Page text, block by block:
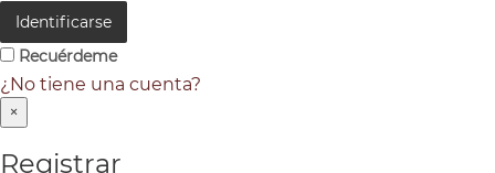
Identificarse
Recuérdeme
¿No tiene una cuenta?
×
Registrar